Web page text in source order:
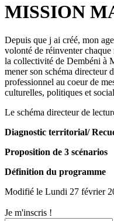
MISSION
Depuis que j ai créé, mon
volonté de réinventer
la collectivité de Dembéni à
mener son schéma directeur
professionnel au coeur de
culturelles, politiques et
Le schéma directeur de
Diagnostic territorial/
Proposition de 3 scénarios
Définition du programme
Modifié le Lundi 27 février
Je m'inscris !